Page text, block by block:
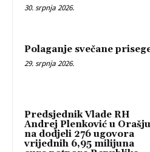
30. srpnja 2026.
Polaganje svečane
29. srpnja 2026.
Predsjednik Vlade RH
Andrej Plenković u Orašju
na dodjeli 276 ugovora
vrijednih 6,95 milijuna